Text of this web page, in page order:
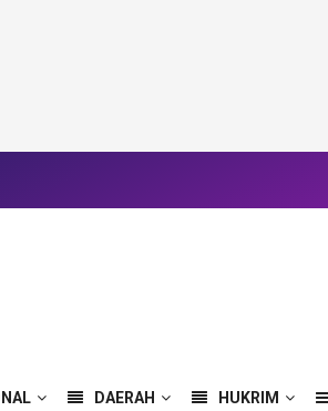
DAERAH HUKRIM